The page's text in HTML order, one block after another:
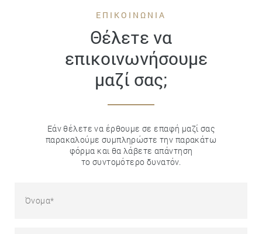
ΕΠΙΚΟΙΝΩΝΙΑ
Θέλετε να
επικοινωνήσουμε
μαζί σας;
Εάν θέλετε να έρθουμε σε επαφή μαζί σας
παρακαλούμε συμπληρώστε την παρακάτω
φόρμα και θα λάβετε απάντηση
το συντομότερο δυνατόν.